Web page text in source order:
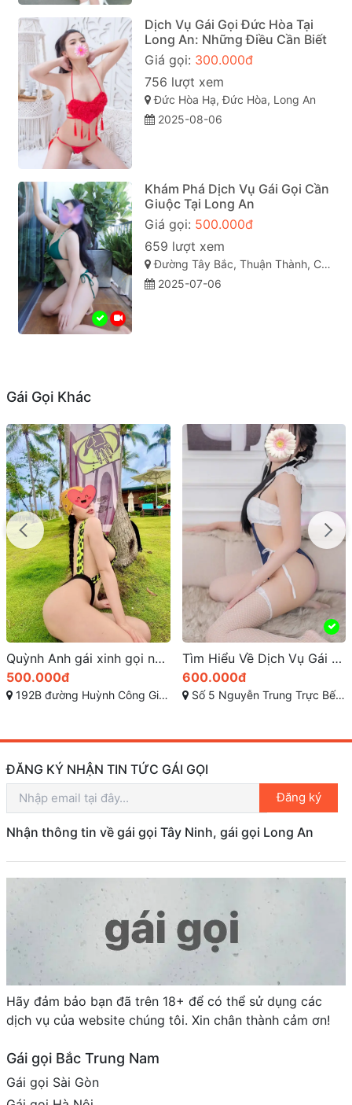
Dịch Vụ Gái Gọi Đức Hòa Tại
Long An: Những Điều Cần Biết
Giá gọi: 300.000đ
756 lượt xem
Đức Hòa Hạ, Đức Hòa, Long An
2025-08-06
Khám Phá Dịch Vụ Gái Gọi Cần
Giuộc Tại Long An
Giá gọi: 500.000đ
659 lượt xem
Đường Tây Bắc, Thuận Thành, Cần Giuộc, Long An
2025-07-06
Gái Gọi Khác
Quỳnh Anh gái xinh gọi ngay cho em ở 192B đường Huỳnh Công Giản, Khu phố 1, Tây Ninh
500.000đ
192B đường Huỳnh Công Giản, Khu phố 1, Tây Ninh, Việt Nam
Tìm Hiểu Về Dịch Vụ Gái Gọi Bến Lức Tại Long An
600.000đ
Số 5 Nguyễn Trung Trực Bến Lức Long An, tt. Bến Lức, Bến Lức, Long An
ĐĂNG KÝ NHẬN TIN TỨC GÁI GỌI
Đăng ký
Nhận thông tin về gái gọi Tây Ninh, gái gọi Long An
Hãy đảm bảo bạn đã trên 18+ để có thể sử dụng các
dịch vụ của website chúng tôi. Xin chân thành cảm ơn!
Gái gọi Bắc Trung Nam
Gái gọi Sài Gòn